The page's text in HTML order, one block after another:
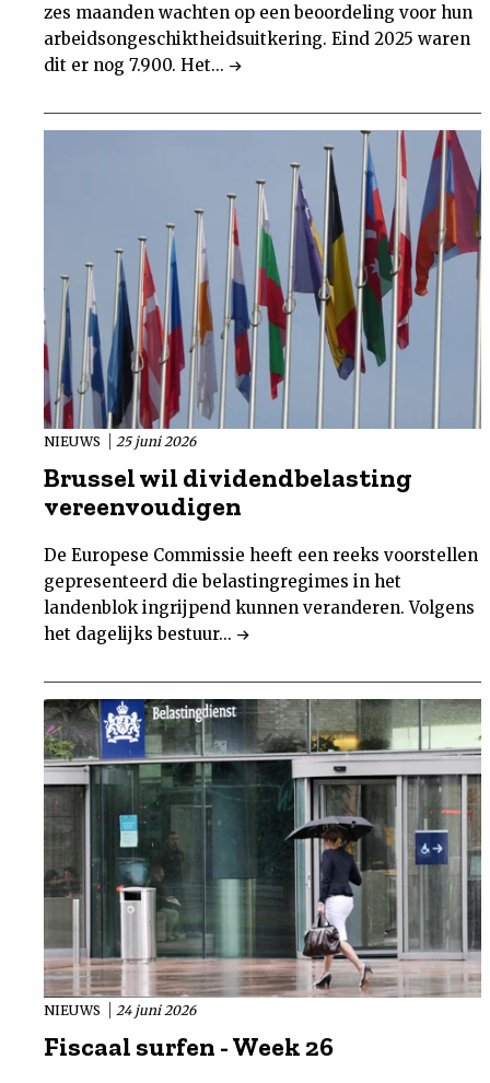
zes maanden wachten op een beoordeling voor hun
arbeidsongeschiktheidsuitkering. Eind 2025 waren
dit er nog 7.900. Het...
NIEUWS 25 juni 2026
Brussel wil dividendbelasting
vereenvoudigen
De Europese Commissie heeft een reeks voorstellen
gepresenteerd die belastingregimes in het
landenblok ingrijpend kunnen veranderen. Volgens
het dagelijks bestuur...
NIEUWS 24 juni 2026
Fiscaal surfen - Week 26